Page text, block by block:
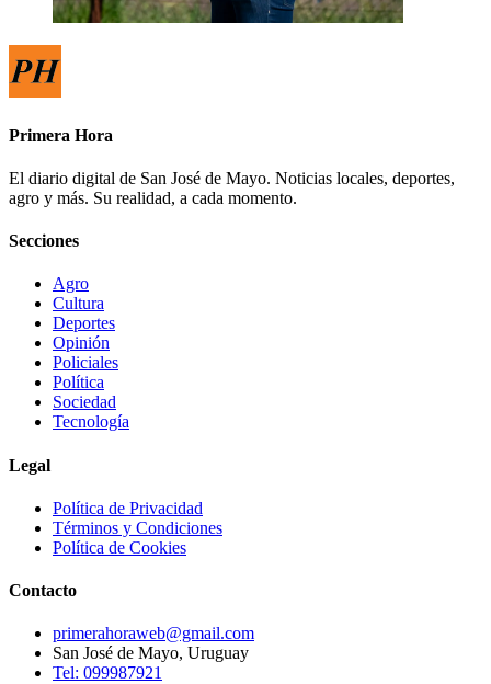
Primera Hora
El diario digital de San José de Mayo. Noticias locales, deportes,
agro y más. Su realidad, a cada momento.
Secciones
Agro
Cultura
Deportes
Opinión
Policiales
Política
Sociedad
Tecnología
Legal
Política de Privacidad
Términos y Condiciones
Política de Cookies
Contacto
primerahoraweb@gmail.com
San José de Mayo, Uruguay
Tel: 099987921